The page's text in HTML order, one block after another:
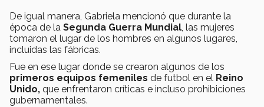
De igual manera, Gabriela mencionó que durante la
época de la Segunda Guerra Mundial, las mujeres
tomaron el lugar de los hombres en algunos lugares,
incluidas las fábricas.
Fue en ese lugar donde se crearon algunos de los
primeros equipos femeniles de futbol en el Reino
Unido, que enfrentaron críticas e incluso prohibiciones
gubernamentales.